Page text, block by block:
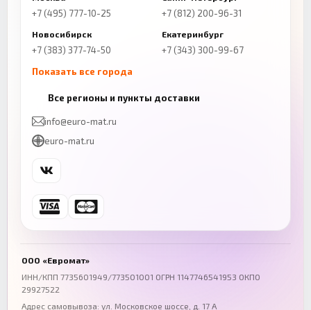
+7 (495) 777-10-25 +7 (812) 200-96-31
Новосибирск
+7 (383) 377-74-50
Екатеринбург
+7 (343) 300-99-67
Показать все города
+7 (843) 206-01-30
Челябинск
+7 (343) 300-99-67
Ростов-на-Дону
+7 (863) 333-50-75
Волгоград
+7 (844) 261-36-12
Омск
Все регионы и пункты доставки
info@euro-mat.ru
euro-mat.ru
ООО «Евромат»
ИНН/КПП 7735601949/773501001 ОГРН 1147746541953 ОКПО
29927522
Адрес самовывоза: ул. Московское шоссе, д. 17 А